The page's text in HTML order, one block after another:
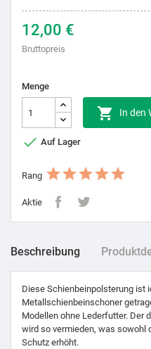
12,00 €
Bruttopreis
Menge
 In den
 Auf Lager
Rang
Aktie
Beschreibung
Diese Schienbeinpolsterung ist
Metallschienbeinschoner
Modellen ohne Lederfutter. Der
wird so vermieden, was sowohl
Schutz erhöht.